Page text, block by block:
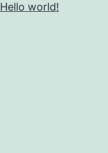
Hello world!